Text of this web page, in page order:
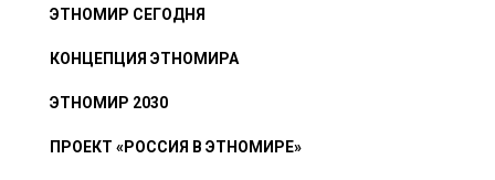
ЭТНОМИР СЕГОДНЯ
КОНЦЕПЦИЯ ЭТНОМИРА
ЭТНОМИР 2030
ПРОЕКТ «РОССИЯ В ЭТНОМИРЕ»